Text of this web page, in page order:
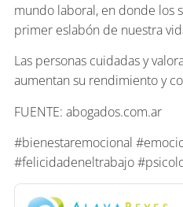
mundo laboral, en donde los
primer eslabón de nuestra
Las personas cuidadas y
aumentan su rendimiento y
FUENTE: abogados.com.ar
#bienestaremocional
#felicidadeneltrabajo